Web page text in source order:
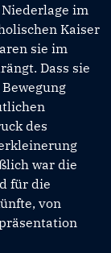
im
Kaiser
sie im
Dass sie
des
war die
für die
von